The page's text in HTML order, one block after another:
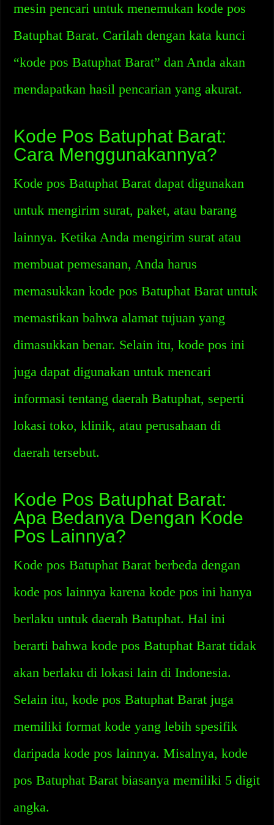
mesin pencari untuk menemukan kode pos
Batuphat Barat. Carilah dengan kata kunci
“kode pos Batuphat Barat” dan Anda akan
mendapatkan hasil pencarian yang akurat.
Kode Pos Batuphat Barat:
Cara Menggunakannya?
Kode pos Batuphat Barat dapat digunakan
untuk mengirim surat, paket, atau barang
lainnya. Ketika Anda mengirim surat atau
membuat pemesanan, Anda harus
memasukkan kode pos Batuphat Barat untuk
memastikan bahwa alamat tujuan yang
dimasukkan benar. Selain itu, kode pos ini
juga dapat digunakan untuk mencari
informasi tentang daerah Batuphat, seperti
lokasi toko, klinik, atau perusahaan di
daerah tersebut.
Kode Pos Batuphat Barat:
Apa Bedanya Dengan Kode
Pos Lainnya?
Kode pos Batuphat Barat berbeda dengan
kode pos lainnya karena kode pos ini hanya
berlaku untuk daerah Batuphat. Hal ini
berarti bahwa kode pos Batuphat Barat tidak
akan berlaku di lokasi lain di Indonesia.
Selain itu, kode pos Batuphat Barat juga
memiliki format kode yang lebih spesifik
daripada kode pos lainnya. Misalnya, kode
pos Batuphat Barat biasanya memiliki 5 digit
angka.